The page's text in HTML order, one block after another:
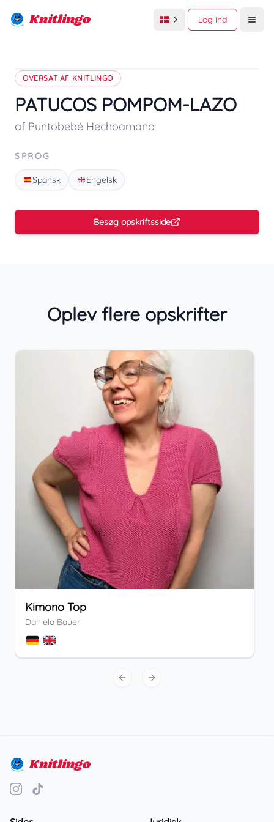
Knitlingo Log ind
OVERSAT AF KNITLINGO
PATUCOS POMPOM-LAZO
af Puntobebé Hechoamano
SPROG
Spansk Engelsk
Besøg opskriftsside
Oplev flere opskrifter
Kimono Top
Daniela Bauer
Previous slide
Next slide
Knitlingo